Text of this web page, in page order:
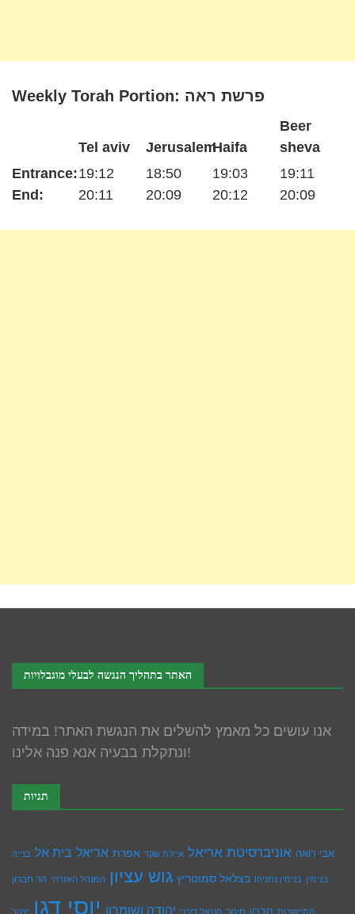
Weekly Torah Portion: פרשת ראה
Entrance:
End:
Tel aviv
19:12
20:11
Jerusalem
18:50
20:09
Haifa
19:03
20:12
Beer
sheva
19:11
20:09
האתר בתהליך הנגשה לבעלי מוגבלויות
אנו עושים כל מאמץ להשלים את הנגשת האתר! במידה
ונתקלת בבעיה אנא פנה אלינו!
תגיות
אבי רואה אוניברסיטת אריאל איילת שקד אפרת אריאל בית אל בנייה
בנימין בנימין נתניהו בצלאל סמוטריץ גוש עציון המנהל האזרחי הר חברון
התיישבות חברון חינוך חננאל דורני יהודה ושומרון יוסי דגן יצהר